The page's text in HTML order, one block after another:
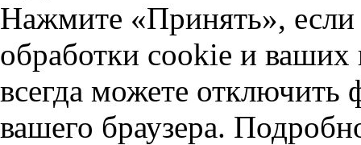
Нажмите «Принять», если
обработки cookie и
всегда можете отключить
вашего браузера.